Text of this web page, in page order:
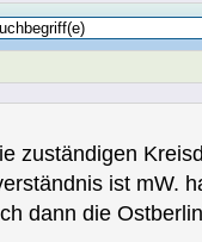
zuständigen
ist mW.
dann die